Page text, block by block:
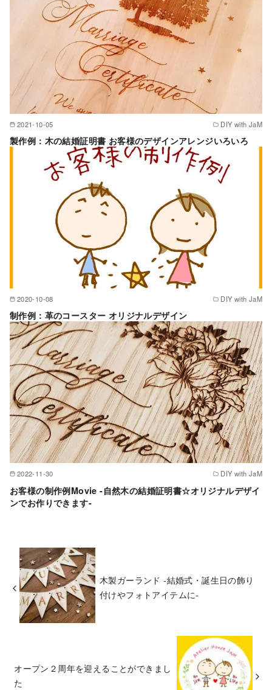
2021-10-05 DIY with JaM
製作例：木の結婚証明書 お客様のデザインアレンジいろいろ
2020-10-08 DIY with JaM
制作例：革のコースター オリジナルデザイン
2022-11-30 DIY with JaM
お客様の制作例Movie -自然木の結婚証明書☆オリジナルデザイ
ンでお作りできます-
木製ガーランド -結婚式・誕生日の飾り
付けやフォトアイテムに-
オープン２周年を迎えることができまし
た